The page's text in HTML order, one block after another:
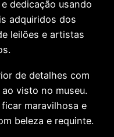
dedicação usando
adquiridos dos
leilões e artistas
de detalhes com
visto no museu.
maravilhosa e
beleza e requinte.